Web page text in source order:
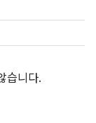
습니다.